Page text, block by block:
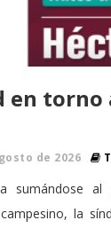
en
de 2026
sumándose
la